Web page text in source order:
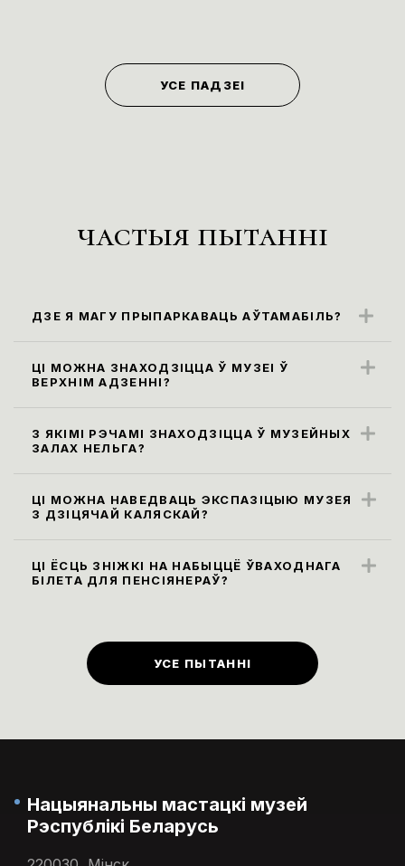
УСЕ ПАДЗЕІ
частыя пытанні
ДЗЕ Я МАГУ ПРЫПАРКАВАЦЬ АЎТАМАБІЛЬ?
знаходзяцца ўздоўж вул. Карла Маркса
(паркоўка платная)
ЦІ МОЖНА ЗНАХОДЗІЦЦА Ў МУЗЕІ Ў
ВЕРХНІМ АДЗЕННІ?
прадугледжваюць наведванне экспазіцыі
ў верхнім адзенні. Яго неабходна
З ЯКІМІ РЭЧАМІ ЗНАХОДЗІЦЦА Ў МУЗЕЙНЫХ
ЗАЛАХ НЕЛЬГА?
больш за 30х40х20 см, а таксама,
парасоны неабходна здаць у гардэроб ці
вадой праносіць на экспазіцыю нельга,
ЦІ МОЖНА НАВЕДВАЦЬ ЭКСПАЗІЦЫЮ МУЗЕЯ
З ДЗІЦЯЧАЙ КАЛЯСКАЙ?
катэгорыі 0+.
ЦІ ЁСЦЬ ЗНІЖКІ НА НАБЫЦЦЁ ЎВАХОДНАГА
БІЛЕТА ДЛЯ ПЕНСІЯНЕРАЎ?
музеі прадугледжаны ў першы
панядзелак кожнага месяца.
УСЕ ПЫТАННІ
Нацыянальны мастацкі музей
Рэспублікі Беларусь